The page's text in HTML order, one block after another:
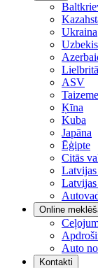
Ukraina
ASV
Taizeme
Ķīna
Kuba
Japāna
Ēģipte
Citās
Online
Auto
Kontakti